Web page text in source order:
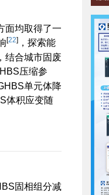
面均取得了一
[22] ，探索能
结合城市固废
压缩参
单元体降
体积应变随
固相组分减